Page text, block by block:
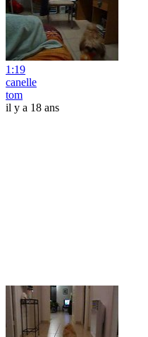
1:19
canelle
tom
il y a 18 ans